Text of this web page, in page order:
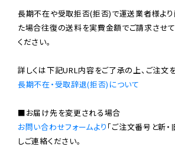
長期不在や受取拒否(拒否)で運送業者様よ
た場合往復の送料を実費金額でご請求させ
ください。
長期不在・受取辞退(拒否)について
お問い合わせフォームより 「ご注文番号と新
しご連絡ください。